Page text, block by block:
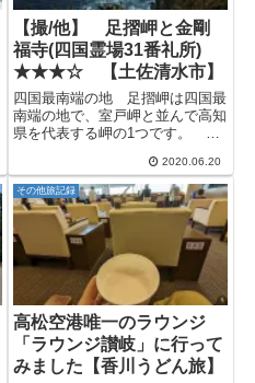
【撮/他】 足摺岬と金剛
福寺(四国霊場31番礼所)
★★★☆ 【土佐清水市】
四国最南端の地 足摺岬は四国最
南端の地で、室戸岬と並んで高知
県を代表する岬の1つです。 高
離れているので四国ツーリングや
お遍路でも距離的に時間のかかる
場所にありますが、それでも一見
の価値のある岬です。 足摺岬
に...
2020.06.20
その他旅記録
高松空港唯一のラウンジ
「ラウンジ讃岐」に行って
みました【香川うどん旅】